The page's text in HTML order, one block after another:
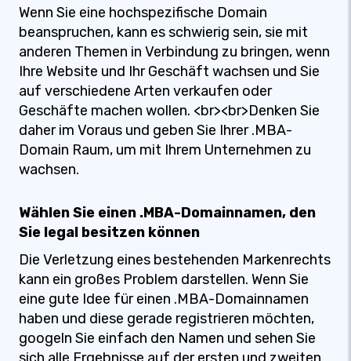
Wenn Sie eine hochspezifische Domain
beanspruchen, kann es schwierig sein, sie mit
anderen Themen in Verbindung zu bringen, wenn
Ihre Website und Ihr Geschäft wachsen und Sie
auf verschiedene Arten verkaufen oder
Geschäfte machen wollen. <br><br>Denken Sie
daher im Voraus und geben Sie Ihrer .MBA-
Domain Raum, um mit Ihrem Unternehmen zu
wachsen.
Wählen Sie einen .MBA-Domainnamen, den
Sie legal besitzen können
Die Verletzung eines bestehenden Markenrechts
kann ein großes Problem darstellen. Wenn Sie
eine gute Idee für einen .MBA-Domainnamen
haben und diese gerade registrieren möchten,
googeln Sie einfach den Namen und sehen Sie